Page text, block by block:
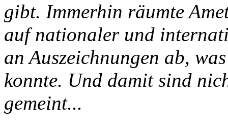
gibt. Immerhin räumte
auf nationaler und
an Auszeichnungen ab,
konnte. Und damit sind
gemeint...